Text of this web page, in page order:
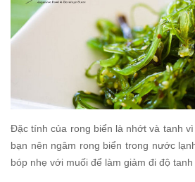
Đặc tính của rong biển là nhớt và tanh
bạn nên ngâm rong biển trong nước
bóp nhẹ với muối để làm giảm đi độ tanh